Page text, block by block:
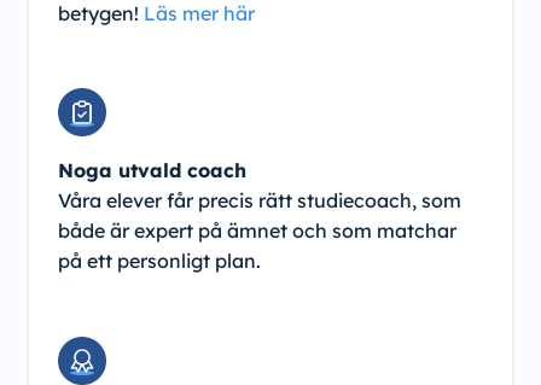
betygen! Läs mer här
Noga utvald coach
Våra elever får precis rätt studiecoach, som
både är expert på ämnet och som matchar
på ett personligt plan.